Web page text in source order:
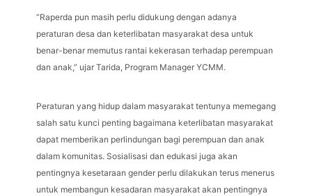
“Raperda pun masih perlu didukung dengan adanya
peraturan desa dan keterlibatan masyarakat desa untuk
benar-benar memutus rantai kekerasan terhadap perempuan
dan anak,” ujar Tarida, Program Manager YCMM.
Peraturan yang hidup dalam masyarakat tentunya memegang
salah satu kunci penting bagaimana keterlibatan masyarakat
dapat memberikan perlindungan bagi perempuan dan anak
dalam komunitas. Sosialisasi dan edukasi juga akan
pentingnya kesetaraan gender perlu dilakukan terus menerus
untuk membangun kesadaran masyarakat akan pentingnya